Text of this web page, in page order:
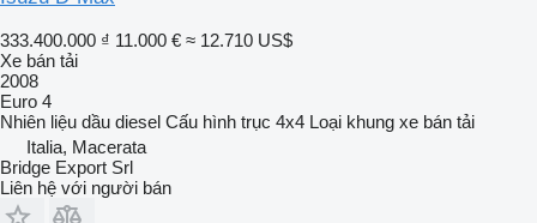
333.400.000 ₫ 11.000 € ≈ 12.710 US$
Xe bán tải
2008
Euro 4
Nhiên liệu dầu diesel Cấu hình trục 4x4 Loại khung xe bán tải
Italia, Macerata
Bridge Export Srl
Liên hệ với người bán